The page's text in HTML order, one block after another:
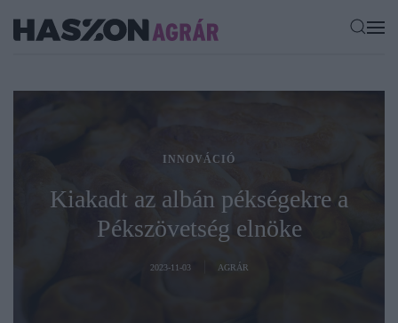
INNOVÁCIÓ
Kiakadt az albán pékségekre a
Pékszövetség elnöke
2023-11-03 AGRÁR